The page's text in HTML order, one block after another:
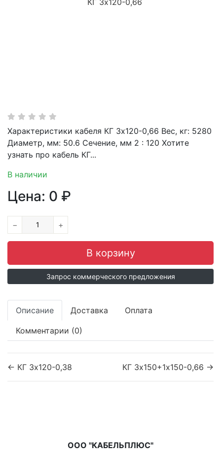
Характеристики кабеля КГ 3х120-0,66 Вес, кг: 5280
Диаметр, мм: 50.6 Сечение, мм 2 : 120 Хотите
узнать про кабель КГ...
В наличии
Цена: 0 ₽
− +
Запрос коммерческого предложения
Описание Доставка Оплата
Комментарии (0)
← КГ 3х120-0,38 КГ 3х150+1х150-0,66 →
ООО "КАБЕЛЬПЛЮС"